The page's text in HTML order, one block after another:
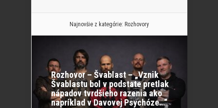
Najnovšie z kategórie: Rozhovory
Rozhovor – Švablast – „Vznik
Švablastu bol v podstate pretlak
nápadov tvrdšieho razenia ako
napríklad v Davovej Psychóze…“